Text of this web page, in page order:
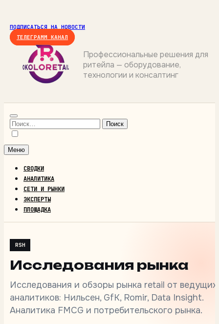
содержимому
ПОДПИСАТЬСЯ НА НОВОСТИ
ТЕЛЕГРАММ КАНАЛ
ОКОЛОРИТЕЙЛ
Профессиональные решения для
ритейла — оборудование,
технологии и консалтинг
Найти:
Меню
СВОДКИ
АНАЛИТИКА
СЕТИ И РЫНКИ
ЭКСПЕРТЫ
ПЛОЩАДКА
RSH
Исследования рынка
Исследования и обзоры рынка retail от ведущих
аналитиков: Нильсен, GfK, Romir, Data Insight.
Аналитика FMCG и потребительского рынка.